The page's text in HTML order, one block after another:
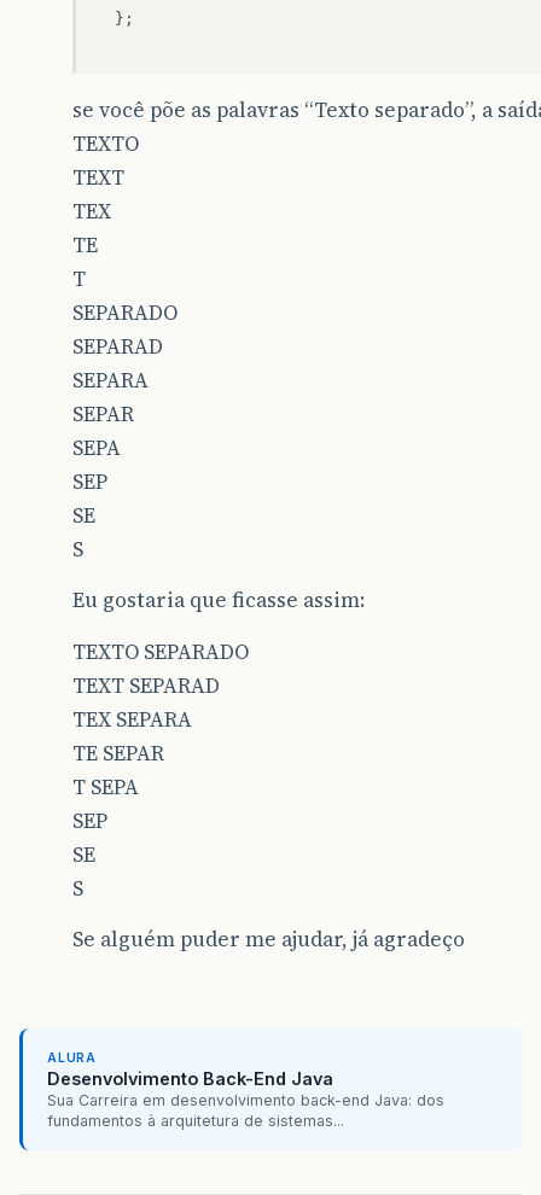
};
se você põe as palavras “Texto separado”, a
TEXTO
TEXT
TEX
TE
T
SEPARADO
SEPARAD
SEPARA
SEPAR
SEPA
SEP
SE
S
Eu gostaria que ficasse assim:
TEXTO SEPARADO
TEXT SEPARAD
TEX SEPARA
TE SEPAR
T SEPA
SEP
SE
S
Se alguém puder me ajudar, já agradeço
ALURA
Desenvolvimento Back-End Java
Sua Carreira em desenvolvimento back-end Java: dos
fundamentos à arquitetura de sistemas...